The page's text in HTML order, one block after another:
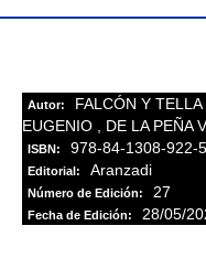
Autor: FALCÓN Y TELLA
EUGENIO , DE LA PEÑA
ISBN: 978-84-1308-922-5
Editorial: Aranzadi
Número de Edición: 27
Fecha de Edición: 28/05/